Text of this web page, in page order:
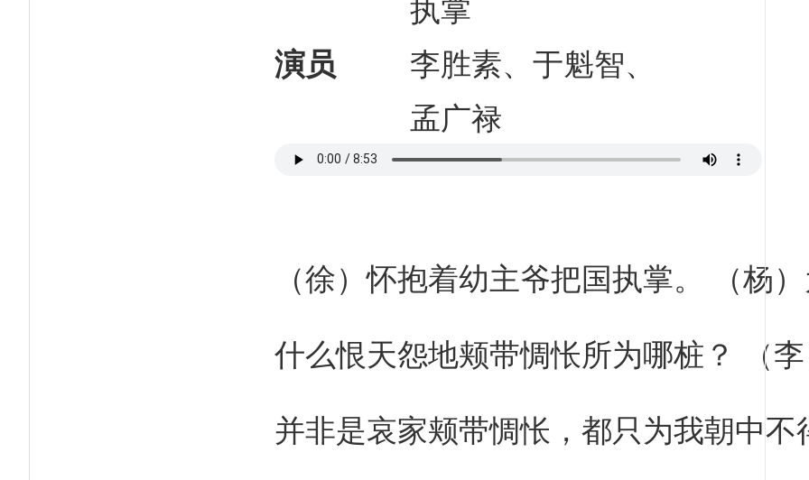
演员
李胜素、于魁智、
孟广禄
（徐）怀抱着幼主爷把国执掌。 （杨
什么恨天怨地颊带惆怅所为哪桩？ （李
并非是哀家颊带惆怅，都只为我朝中不